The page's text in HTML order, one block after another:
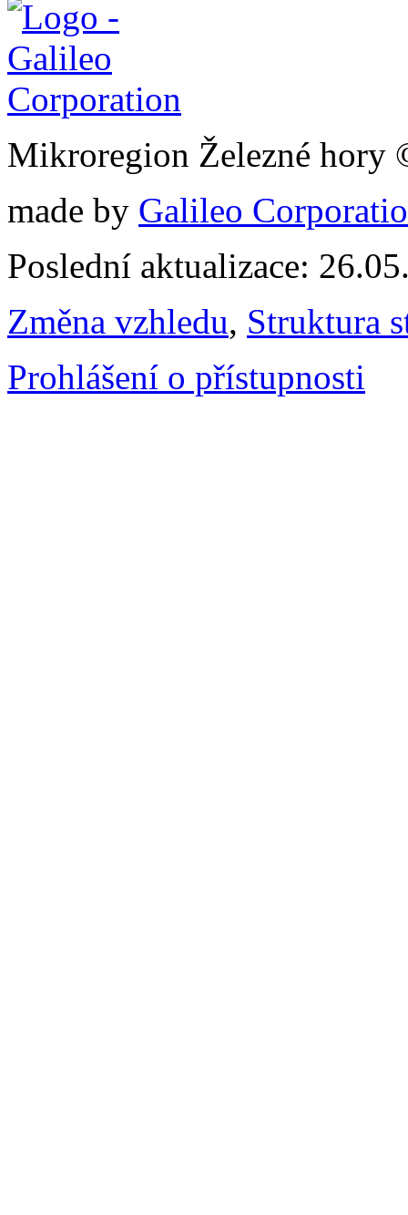
Mikroregion Železné hory
made by Galileo
Poslední aktualizace:
Změna vzhledu, Struktura
Prohlášení o přístupnosti